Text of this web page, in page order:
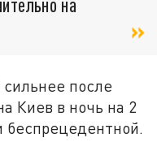
после
Киев в ночь на 2
беспрецедентной.